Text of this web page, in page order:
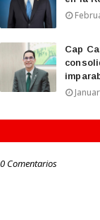
Cap
0 Comentarios